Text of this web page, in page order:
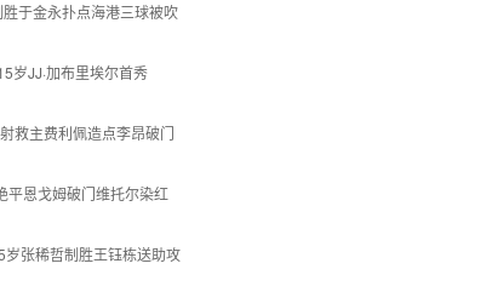
于金永扑点海港三球被吹
岁JJ·加布里埃尔首秀
救主费利佩造点李昂破门
平恩戈姆破门维托尔染红
张稀哲制胜王钰栋送助攻